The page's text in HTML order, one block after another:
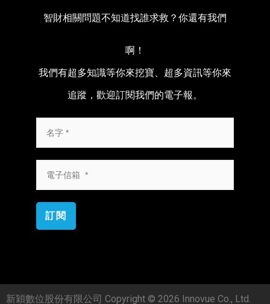
智財相關問題不知道找誰求救？你還有我們
啊！
我們有超多知識等你來挖寶、超多資訊等你來
追蹤，歡迎訂閱我們的電子報。
訂閱
新穎數位股份有限公司 Copyright © 2026 Innovue Co., Ltd.